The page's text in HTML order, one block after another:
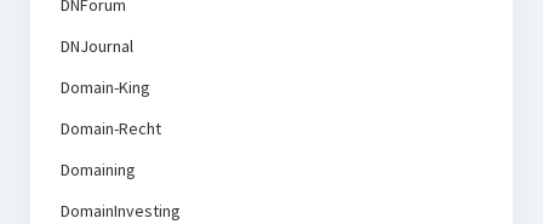
DNForum
DNJournal
Domain-King
Domain-Recht
Domaining
DomainInvesting